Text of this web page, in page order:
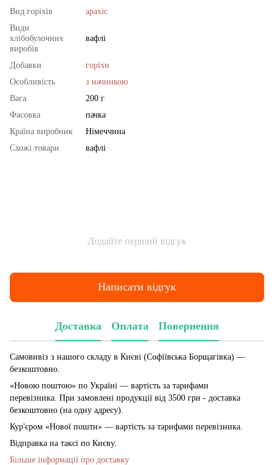
Вид горіхів
арахіс
Види
хлібобулочних
виробів
вафлі
Добавки
горіхи
Особливість
з начинкою
Вага
200 г
Фасовка
пачка
Країна виробник
Німеччина
Схожі товари
вафлі
Додайте перший відгук
Написати відгук
Доставка Оплата Повернення
Самовивіз з нашого складу в Києві (Софіївська Борщагівка) —
безкоштовно.
«Новою поштою» по Україні — вартість за тарифами
перевізника. При замовлені продукції від 3500 грн - доставка
безкоштовно (на одну адресу).
Кур'єром «Нової пошти» — вартість за тарифами перевізника.
Відправка на таксі по Києву.
Більше інформації про доставку